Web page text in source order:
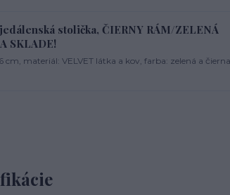
stolička, ČIERNY RÁM/ZELENÁ
SKLADE!
cm, materiál: VELVET látka a kov, farba: zelená a čierna